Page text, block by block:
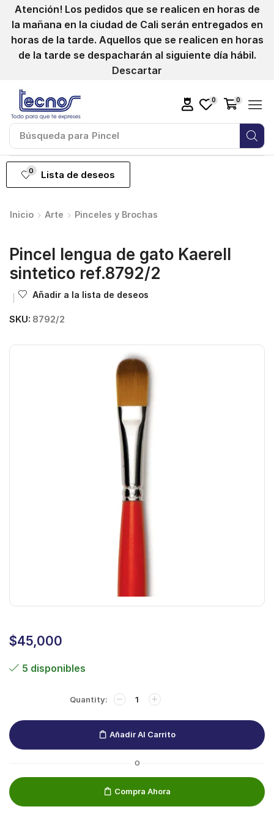
Atención! Los pedidos que se realicen en horas de
la mañana en la ciudad de Cali serán entregados en
horas de la tarde. Aquellos que se realicen en horas
de la tarde se despacharán al siguiente día hábil.
Descartar
Búsqueda para Pincel
0 0
0 Lista de deseos
Inicio Arte Pinceles y Brochas
Pincel lengua de gato Kaerell
sintetico ref.8792/2
Añadir a la lista de deseos
SKU: 8792/2
$45,000
5 disponibles
Añadir Al Carrito
O
Compra Ahora